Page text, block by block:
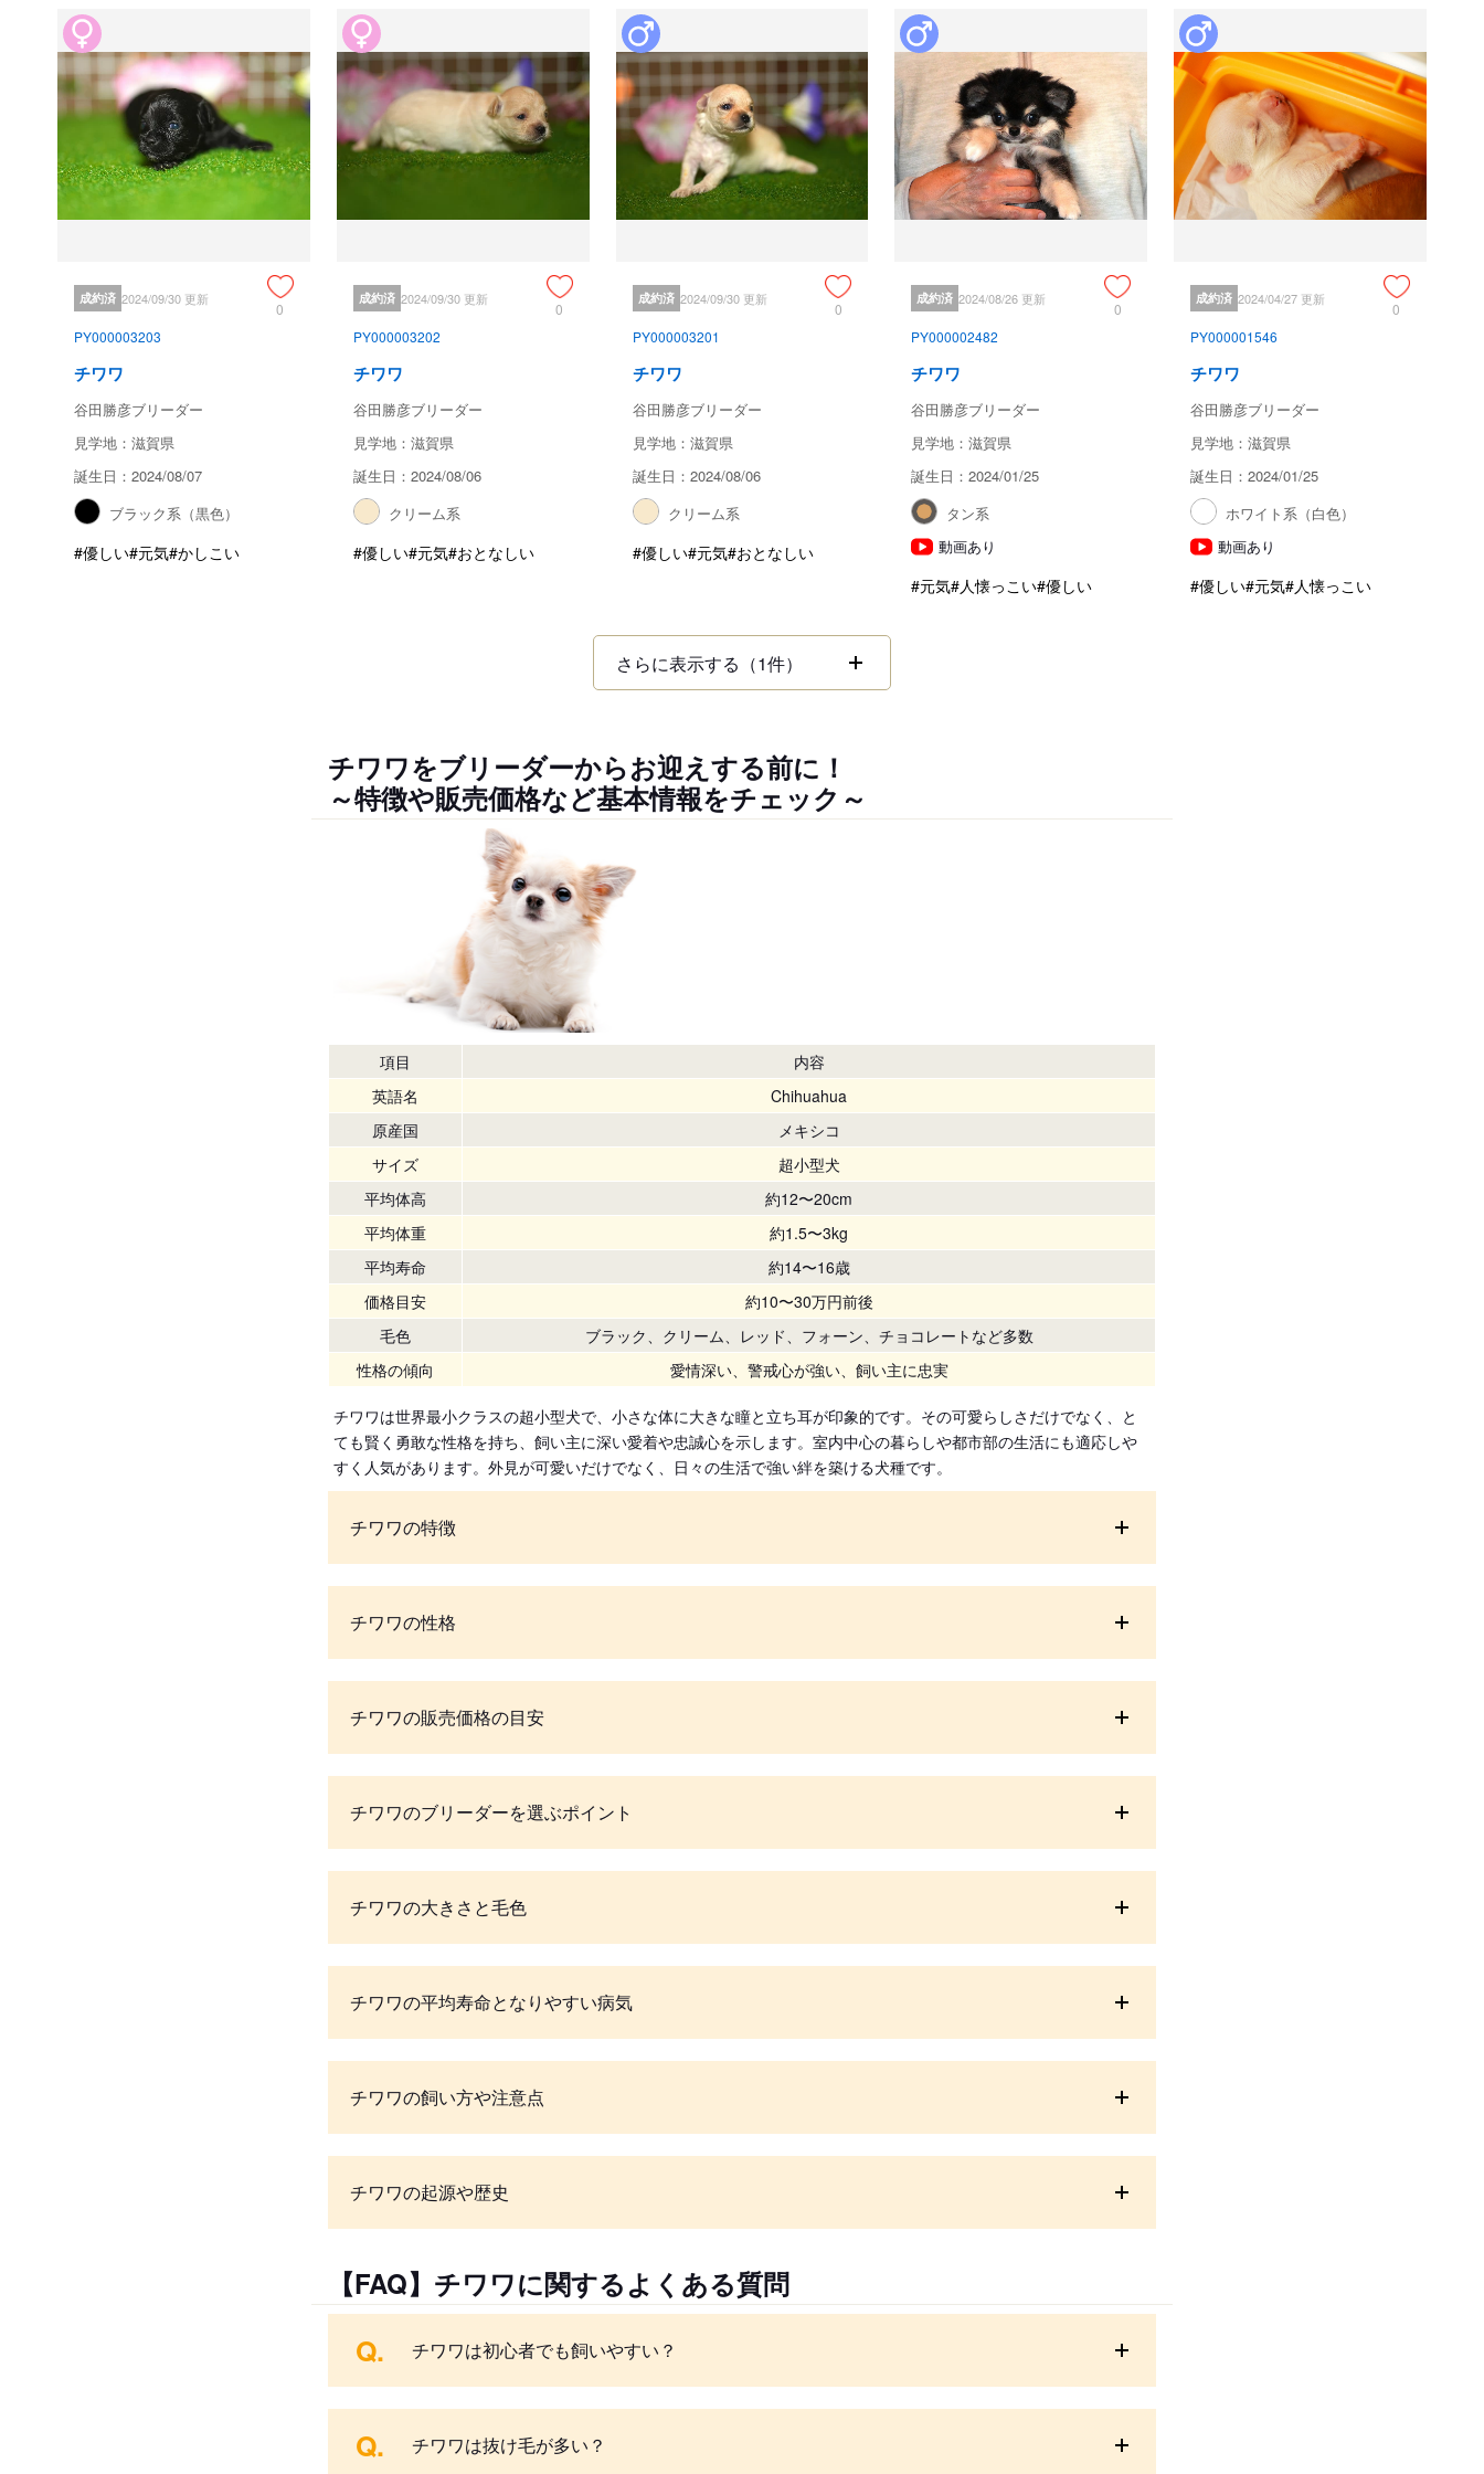
成約済 2024/09/30 更新
0
PY000003203
チワワ
谷田勝彦ブリーダー
見学地：滋賀県
誕生日：2024/08/07
ブラック系（黒色）
#優しい#元気#かしこい
成約済 2024/09/30 更新
0
PY000003202
チワワ
谷田勝彦ブリーダー
見学地：滋賀県
誕生日：2024/08/06
クリーム系
#優しい#元気#おとなしい
成約済 2024/09/30 更新
0
PY000003201
チワワ
谷田勝彦ブリーダー
見学地：滋賀県
誕生日：2024/08/06
クリーム系
#優しい#元気#おとなしい
成約済 2024/08/26 更新
0
PY000002482
チワワ
谷田勝彦ブリーダー
見学地：滋賀県
誕生日：2024/01/25
タン系
動画あり
#元気#人懐っこい#優しい
成約済 2024/04/27 更新
0
PY000001546
チワワ
谷田勝彦ブリーダー
見学地：滋賀県
誕生日：2024/01/25
ホワイト系（白色）
動画あり
#優しい#元気#人懐っこい
さらに表示する（1件）
チワワをブリーダーからお迎えする前に！
～特徴や販売価格など基本情報をチェック～
項目
内容
英語名
Chihuahua
原産国
メキシコ
サイズ
超小型犬
平均体高
約12〜20cm
平均体重
約1.5〜3kg
平均寿命
約14〜16歳
価格目安
約10〜30万円前後
毛色
ブラック、クリーム、レッド、フォーン、チョコレートなど多数
性格の傾向
愛情深い、警戒心が強い、飼い主に忠実
チワワは世界最小クラスの超小型犬で、小さな体に大きな瞳と立ち耳が印象的です。その可愛らしさだけでなく、と
ても賢く勇敢な性格を持ち、飼い主に深い愛着や忠誠心を示します。室内中心の暮らしや都市部の生活にも適応しや
すく人気があります。外見が可愛いだけでなく、日々の生活で強い絆を築ける犬種です。
チワワの特徴
チワワの性格
チワワの販売価格の目安
チワワのブリーダーを選ぶポイント
チワワの大きさと毛色
チワワの平均寿命となりやすい病気
チワワの飼い方や注意点
チワワの起源や歴史
【FAQ】チワワに関するよくある質問
Q. チワワは初心者でも飼いやすい？
Q. チワワは抜け毛が多い？